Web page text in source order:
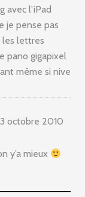
avec l’iPad
je pense pas
les lettres
pano gigapixel
même si nive
octobre 2010
y’a mieux